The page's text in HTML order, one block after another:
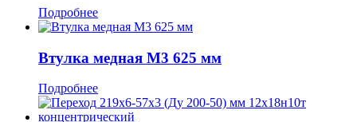
Подробнее
Втулка медная М3 625 мм
Подробнее